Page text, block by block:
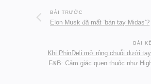
BÀI TRƯỚC
Elon Musk đã mất ‘bàn tay Midas’?
BÀI
Khi PhinDeli mở rộng chuỗi dưới
F&B: Cảm giác quen thuộc như